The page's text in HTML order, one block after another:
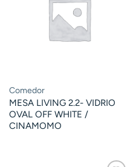
Comedor
MESA LIVING 2.2- VIDRIO
OVAL OFF WHITE /
CINAMOMO